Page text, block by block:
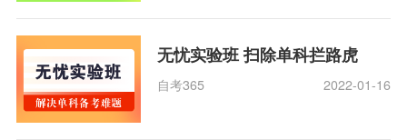
无忧实验班 扫除单科拦路虎
自考365 2022-01-16